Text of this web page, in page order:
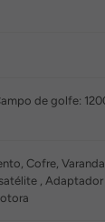
de golfe:
Cofre,
,